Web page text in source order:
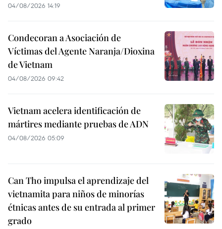
04/08/2026 14:19
Condecoran a Asociación de
Víctimas del Agente Naranja/Dioxina
de Vietnam
04/08/2026 09:42
Vietnam acelera identificación de
mártires mediante pruebas de ADN
04/08/2026 05:09
Can Tho impulsa el aprendizaje del
vietnamita para niños de minorías
étnicas antes de su entrada al primer
grado